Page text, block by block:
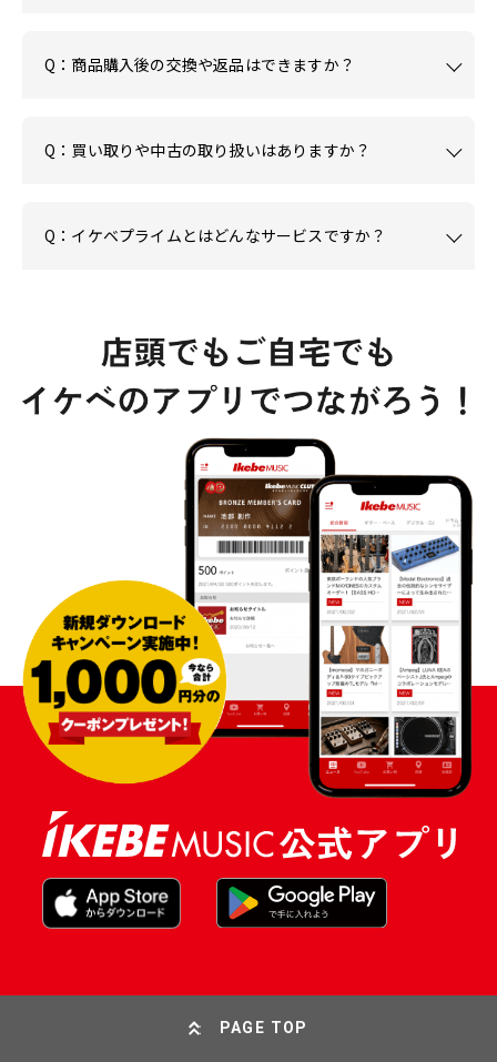
Q：商品購入後の交換や返品はできますか？
Q：買い取りや中古の取り扱いはありますか？
Q：イケベプライムとはどんなサービスですか？
PAGE TOP